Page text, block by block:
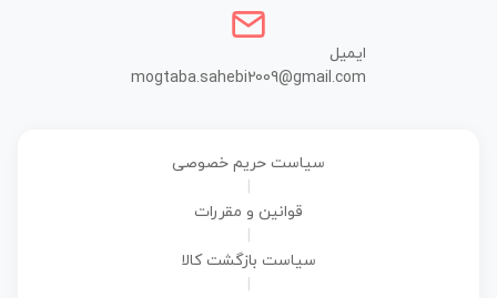
ایمیل
mogtaba.sahebi2009@gmail.com
سیاست حریم خصوصی
قوانین و مقررات
سیاست بازگشت کالا